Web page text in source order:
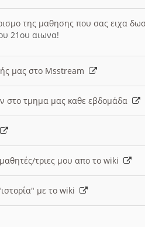
της μαθησης που σας ειχα
21ου αιωνα!
μας στο Msstream
στο τμημα μας καθε εβδομάδα
τριες μου απο το wiki
με το wiki